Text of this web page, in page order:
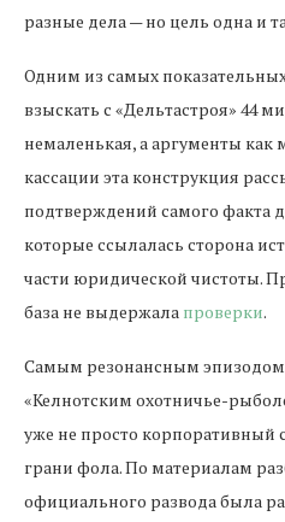
разные дела — но цель одна и
Одним из самых
взыскать с «Дельтастроя» 44
немаленькая, а аргументы
кассации эта конструкция
подтверждений самого факта
которые ссылалась сторона
части юридической чистоты.
база не выдержала проверки.
Самым резонансным эпизодом
«Келнотским охотничье-
уже не просто корпоративный
грани фола. По материалам
официального развода была